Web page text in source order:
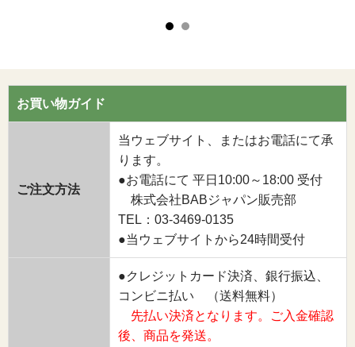
お買い物ガイド
ご注文方法
当ウェブサイト、またはお電話にて承
ります。
●お電話にて 平日10:00～18:00 受付
株式会社BABジャパン販売部
TEL：03-3469-0135
●当ウェブサイトから24時間受付
●クレジットカード決済、銀行振込、
コンビニ払い （送料無料）
先払い決済となります。ご入金確認
後、商品を発送。